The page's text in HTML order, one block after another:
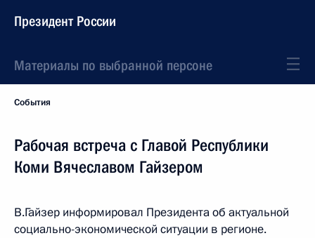
Президент России
Материалы по выбранной персоне
События
Рабочая встреча с Главой Республики
Коми Вячеславом Гайзером
В.Гайзер информировал Президента об актуальной
социально-экономической ситуации в регионе.